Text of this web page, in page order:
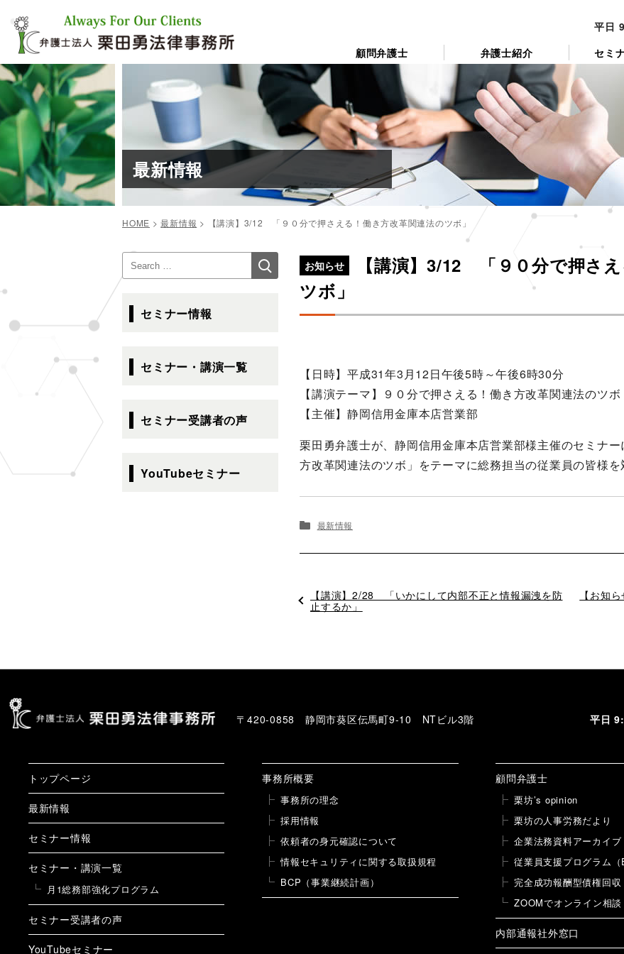
ツ
へ
ス
キ
プ
平日
顧問弁護士 弁護士紹介 セミ
最新情報
HOME >最新情報 > 【講演】3/12 「９０分で押さえる！働き方改革関連法のツボ」
お知らせ
【講演】3/12 「９０分で押さ
ツボ」
【日時】平成31年3月12日午後5時～午後6時30分
【講演テーマ】９０分で押さえる！働き方改革関連法のツボ
【主催】静岡信用金庫本店営業部
栗田勇弁護士が、静岡信用金庫本店営業部様主催のセミナ
方改革関連法のツボ」をテーマに総務担当の従業員の皆様を
ゴ
リ
ー
最新情報
稿
ナ
ビ
シ
ョ
ン
過
去
【講演】2/28 「いかにして内部不正と情報漏洩を防
止するか」
次【お知
検
索:
検
索
セミナー情報
セミナー・講演一覧
セミナー受講者の声
YouTubeセミナー
〒420-0858 静岡市葵区伝馬町9-10 NTビル3階 平日
トップページ
最新情報
セミナー情報
セミナー・講演一覧
月1総務部強化プログラム
セミナー受講者の声
YouTubeセミナー
事務所概要
事務所の理念
採用情報
依頼者の身元確認について
情報セキュリティに関する取扱規程
BCP（事業継続計画）
顧問弁護士
栗坊’s opinion
栗坊の人事労務だより
企業法務資料アーカイブ
従業員支援プログラム（
完全成功報酬型債権回収
ZOOMでオンライン相談
内部通報社外窓口